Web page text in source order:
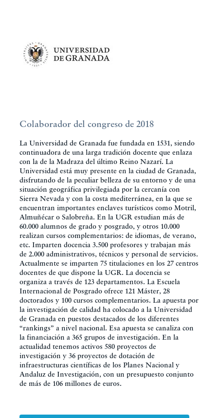
Colaborador del congreso de 2018
La Universidad de Granada fue fundada en 1531, siendo
continuadora de una larga tradición docente que enlaza
con la de la Madraza del último Reino Nazarí. La
Universidad está muy presente en la ciudad de Granada,
disfrutando de la peculiar belleza de su entorno y de una
situación geográfica privilegiada por la cercanía con
Sierra Nevada y con la costa mediterránea, en la que se
encuentran importantes enclaves turísticos como Motril,
Almuñécar o Salobreña. En la UGR estudian más de
60.000 alumnos de grado y posgrado, y otros 10.000
realizan cursos complementarios: de idiomas, de verano,
etc. Imparten docencia 3.500 profesores y trabajan más
de 2.000 administrativos, técnicos y personal de servicios.
Actualmente se imparten 75 titulaciones en los 27 centros
docentes de que dispone la UGR. La docencia se
organiza a través de 123 departamentos. La Escuela
Internacional de Posgrado ofrece 121 Máster, 28
doctorados y 100 cursos complementarios. La apuesta por
la investigación de calidad ha colocado a la Universidad
de Granada en puestos destacados de los diferentes
“rankings” a nivel nacional. Esa apuesta se canaliza con
la financiación a 365 grupos de investigación. En la
actualidad tenemos activos 580 proyectos de
investigación y 36 proyectos de dotación de
infraestructuras científicas de los Planes Nacional y
Andaluz de Investigación, con un presupuesto conjunto
de más de 106 millones de euros.